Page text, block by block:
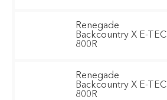
Renegade
Backcountry X E-TEC
800R
Renegade
Backcountry X E-TEC
800R